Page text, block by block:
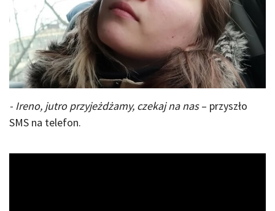
- Ireno, jutro przyjeżdżamy, czekaj na nas– przyszło
SMS na telefon.